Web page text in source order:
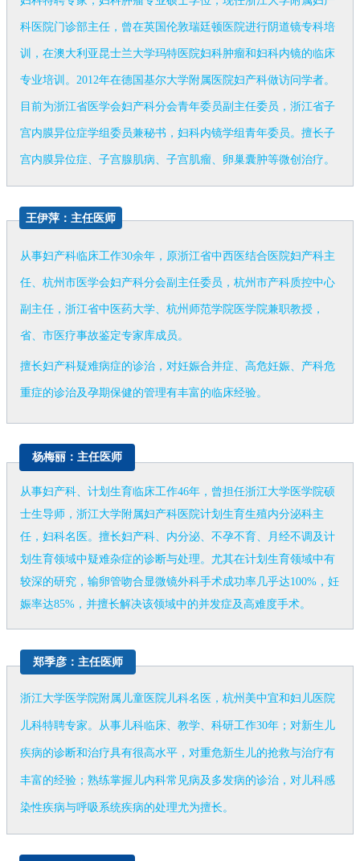
科医院门诊部主任，曾在英国伦敦瑞廷顿医院进行阴道镜专科培
训，在澳大利亚昆士兰大学玛特医院妇科肿瘤和妇科内镜的临床
专业培训。2012年在德国基尔大学附属医院妇产科做访问学者。
目前为浙江省医学会妇产科分会青年委员副主任委员，浙江省子
宫内膜异位症学组委员兼秘书，妇科内镜学组青年委员。擅长子
宫内膜异位症、子宫腺肌病、子宫肌瘤、卵巢囊肿等微创治疗。
王伊萍 ：主任医师
从事妇产科临床工作30余年，原浙江省中西医结合医院妇产科主
任、杭州市医学会妇产科分会副主任委员，杭州市产科质控中心
副主任，浙江省中医药大学、杭州师范学院医学院兼职教授，
省、市医疗事故鉴定专家库成员。
擅长妇产科疑难病症的诊治，对妊娠合并症、高危妊娠、产科危
重症的诊治及孕期保健的管理有丰富的临床经验。
杨梅丽：主任医师
从事妇产科、计划生育临床工作46年，曾担任浙江大学医学院硕
士生导师，浙江大学附属妇产科医院计划生育生殖内分泌科主
任，妇科名医。擅长妇产科、内分泌、不孕不育、月经不调及计
划生育领域中疑难杂症的诊断与处理。尤其在计划生育领域中有
较深的研究，输卵管吻合显微镜外科手术成功率几乎达100%，妊
娠率达85%，并擅长解决该领域中的并发症及高难度手术。
郑季彦：主任医师
浙江大学医学院附属儿童医院儿科名医，杭州美中宜和妇儿医院
儿科特聘专家。从事儿科临床、教学、科研工作30年；对新生儿
疾病的诊断和治疗具有很高水平，对重危新生儿的抢救与治疗有
丰富的经验；熟练掌握儿内科常见病及多发病的诊治，对儿科感
染性疾病与呼吸系统疾病的处理尤为擅长。